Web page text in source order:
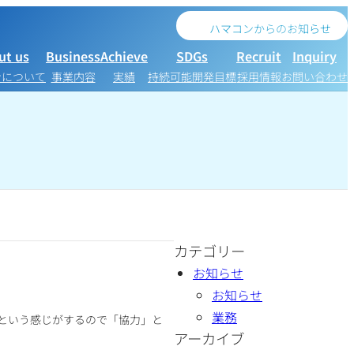
ハマコンからのお知らせ
us
ついて
Business
事業内容
Achieve
実績
SDGs
持続可能開発目標
Recruit
採用情報
Inquiry
お問い合わせ
いう感じがするので「協力」と
カテゴリー
お知らせ
お知らせ
業務
アーカイブ